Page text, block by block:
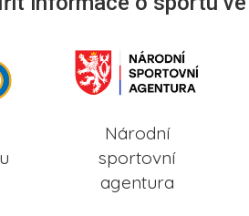
Národní
sportovní
agentura